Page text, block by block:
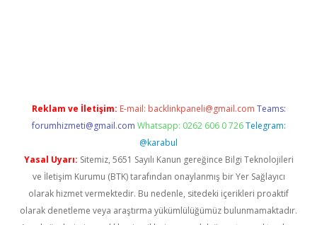
Reklam ve İletişim: E-mail: backlinkpaneli@gmail.com Teams:
forumhizmeti@gmail.com Whatsapp: 0262 606 0 726 Telegram:
@karabul
Yasal Uyarı: Sitemiz, 5651 Sayılı Kanun gereğince Bilgi Teknolojileri
ve İletişim Kurumu (BTK) tarafından onaylanmış bir Yer Sağlayıcı
olarak hizmet vermektedir. Bu nedenle, sitedeki içerikleri proaktif
olarak denetleme veya araştırma yükümlülüğümüz bulunmamaktadır.